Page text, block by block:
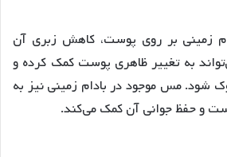
زمینی بر روی پوست، کاهش زبری آن
به تغییر ظاهری پوست کمک کرده و
شود. مس موجود در بادام زمینی نیز به
و حفظ جوانی آن کمک می‌کند.